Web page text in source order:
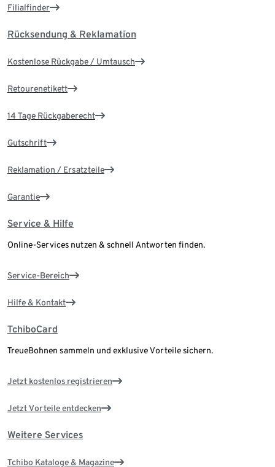
Filialfinder
Rücksendung & Reklamation
Kostenlose Rückgabe / Umtausch
Retourenetikett
14 Tage Rückgaberecht
Gutschrift
Reklamation / Ersatzteile
Garantie
Service & Hilfe
Online-Services nutzen & schnell Antworten finden.
Service-Bereich
Hilfe & Kontakt
TchiboCard
TreueBohnen sammeln und exklusive Vorteile sichern.
Jetzt kostenlos registrieren
Jetzt Vorteile entdecken
Weitere Services
Tchibo Kataloge & Magazine